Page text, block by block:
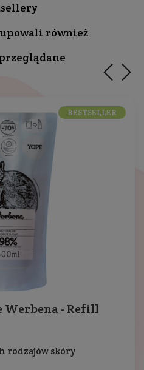
również
Werbena - Refill
rodzajów skóry
BESTSELLER